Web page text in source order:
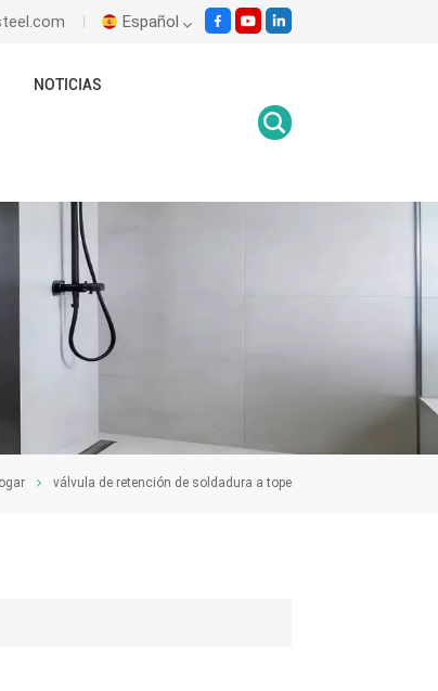
Español
NOTICIAS
válvula de retención de soldadura a tope